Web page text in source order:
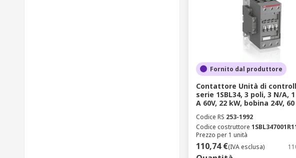
Fornito dal produttore
Contattore Unità di
serie 1SBL34, 3 poli, 3 N/A,
A 60V, 22 kW, bobina 24V, 60
Codice RS 253-1992
Codice costruttore
Prezzo per 1 unità
110,74 €(IVA esclusa)